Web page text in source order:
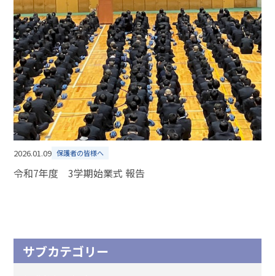
2026.01.09 保護者の皆様へ
令和7年度 3学期始業式 報告
サブカテゴリー